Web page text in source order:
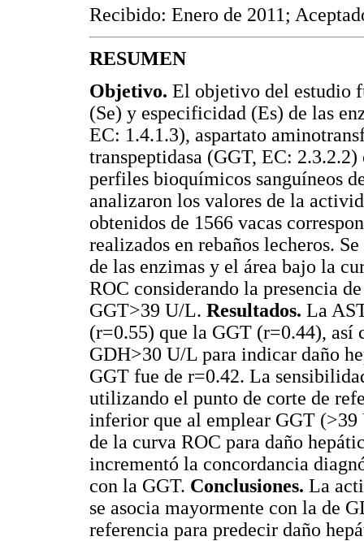
Recibido: Enero de 2011;
RESUMEN
Objetivo. El objetivo del estudio
(Se) y especificidad (Es) de las
EC: 1.4.1.3), aspartato
transpeptidasa (GGT, EC:
perfiles bioquímicos sanguíneos
analizaron los valores de la
obtenidos de 1566 vacas
realizados en rebaños lecheros.
de las enzimas y el área bajo la
ROC considerando la presencia
GGT>39 U/L. Resultados. La
(r=0.55) que la GGT (r=0.44),
GDH>30 U/L para indicar daño
GGT fue de r=0.42. La
utilizando el punto de corte de
inferior que al emplear GGT
de la curva ROC para daño
incrementó la concordancia
con la GGT. Conclusiones. La
se asocia mayormente con la de
referencia para predecir daño